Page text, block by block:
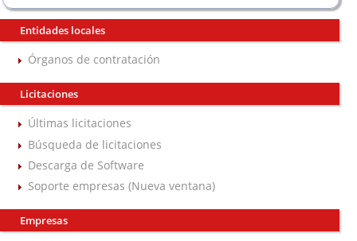
Entidades locales
Órganos de contratación
Licitaciones
Últimas licitaciones
Búsqueda de licitaciones
Descarga de Software
Soporte empresas (Nueva ventana)
Empresas